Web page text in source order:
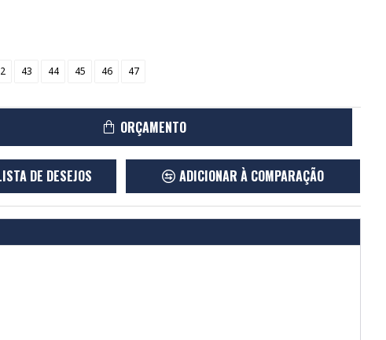
43 44 45 46 47
ORÇAMENTO
DE DESEJOS ADICIONAR À COMPARAÇÃO